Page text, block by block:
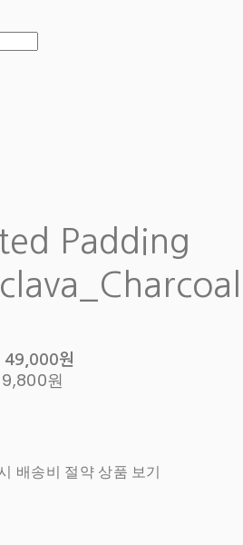
Padding
49,000원
9,800원
배송비 절약 상품 보기